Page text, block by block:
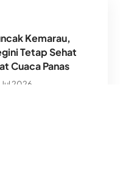
Kemarau,
Tetap Sehat
Cuaca Panas
2026